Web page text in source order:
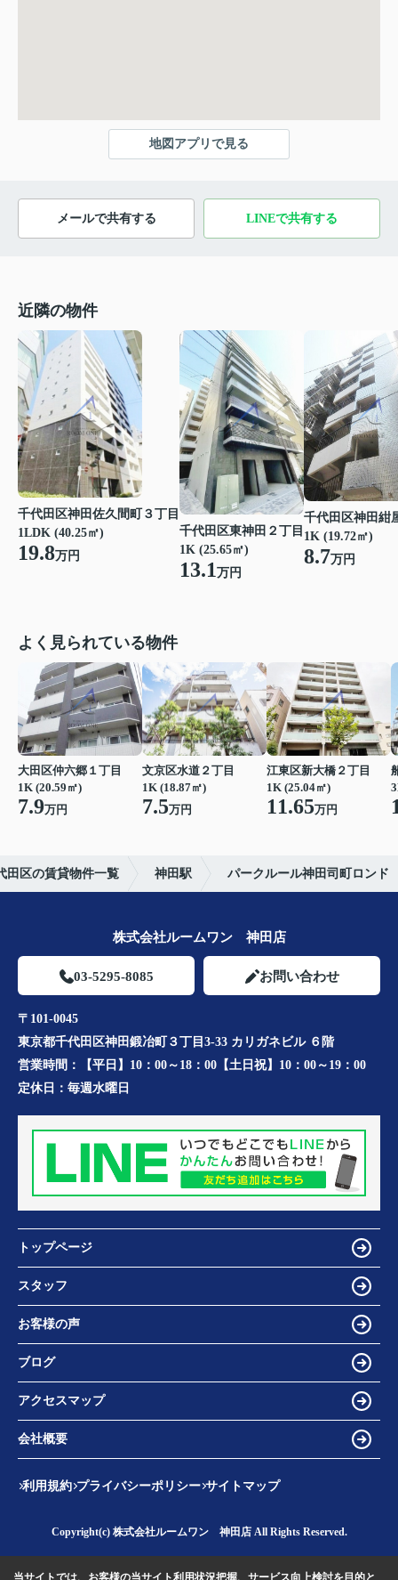
地図アプリで見る
メールで共有する LINEで共有する
近隣の物件
千代田区神田佐久間町３丁目
1LDK (40.25㎡)
19.8万円
千代田区東神田２丁目
1K (25.65㎡)
13.1万円
千代田区神田紺
1K (19.72㎡)
8.7万円
よく見られている物件
大田区仲六郷１丁目
1K (20.59㎡)
7.9万円
文京区水道２丁目
1K (18.87㎡)
7.5万円
江東区新大橋２丁目
1K (25.04㎡)
11.65万円
田区の賃貸物件一覧 神田駅 パークルール神田司町ロンド
株式会社ルームワン 神田店
03-5295-8085 お問い合わせ
〒101-0045
東京都千代田区神田鍛冶町３丁目3-33 カリガネビル ６階
営業時間：
【平日】10：00～18：00【土日祝】10：00～19：00
定休日： 毎週水曜日
トップページ
スタッフ
お客様の声
ブログ
アクセスマップ
会社概要
利用規約 プライバシーポリシー サイトマップ
Copyright(c) 株式会社ルームワン 神田店 All Rights Reserved.
当サイトでは、お客様の当サイト利用状況把握、サービス向上検討を目的と